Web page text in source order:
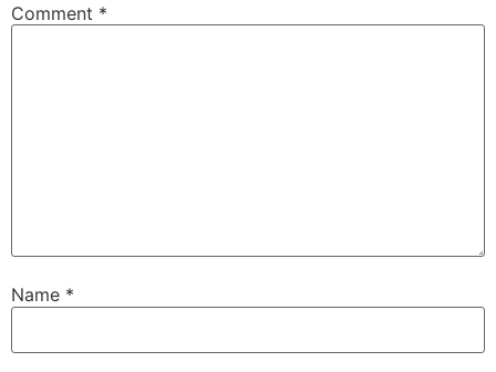
Comment *
Name *